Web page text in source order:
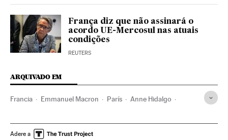
França diz que não assinará o
acordo UE-Mercosul nas atuais
condições
REUTERS
ARQUIVADO EM
Francia Emmanuel Macron París Anne Hidalgo
Dominique Strauss-Kahn
Adere a